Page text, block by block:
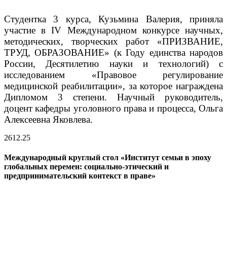
Студентка 3 курса, Кузьмина Валерия, приняла
участие в IV Международном конкурсе научных,
методических, творческих работ «ПРИЗВАНИЕ,
ТРУД, ОБРАЗОВАНИЕ» (к Году единства народов
России, Десятилетию науки и технологий) с
исследованием «Правовое регулирование
медицинской реабилитации», за которое награждена​
Дипломом 3 степени. Научный руководитель,
доцент кафедры уголовного права и процесса, Ольга
Алексеевна Яковлева.
2612.25
Международный круглый стол «Институт семьи в эпоху
глобальных перемен: социально-этический и
предпринимательский контекст в праве»